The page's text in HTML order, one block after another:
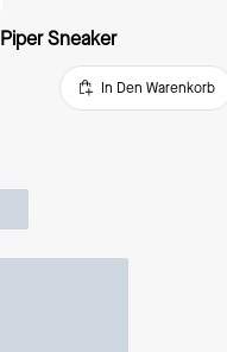
Piper Sneaker
In Den Warenkorb